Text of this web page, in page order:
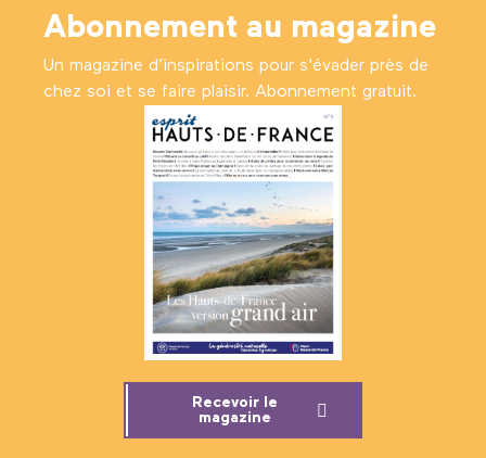
Abonnement au magazine
Un magazine d’inspirations pour s'évader près de
chez soi et se faire plaisir. Abonnement gratuit.
Recevoir le
magazine